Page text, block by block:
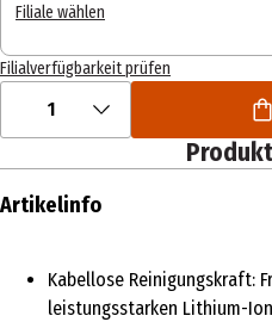
Filiale wählen
Filialverfügbarkeit prüfen
1
Artikelinfo
Kabellose Reinigungskraft:
leistungsstarken Lithium-